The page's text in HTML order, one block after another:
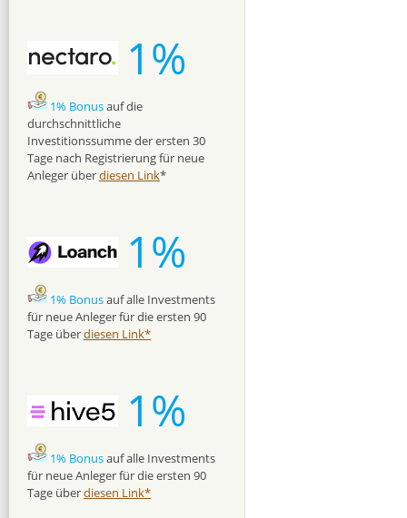
1%
1% Bonusauf die
durchschnittliche
Investitionssumme der ersten 30
Tage nach Registrierung für neue
Anleger überdiesen Link*
1%
1% Bonusauf alle Investments
für neue Anleger für die ersten 90
Tage überdiesen Link*
1%
1% Bonusauf alle Investments
für neue Anleger für die ersten 90
Tage überdiesen Link*